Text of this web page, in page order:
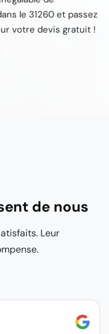
le 31260 et passez
votre devis gratuit !
de nous
Leur